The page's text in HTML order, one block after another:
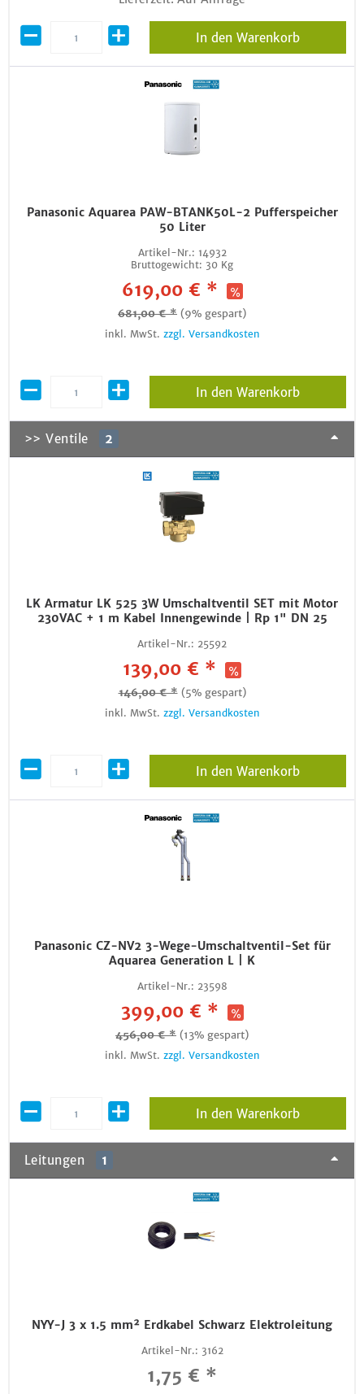
In den Warenkorb
Panasonic Aquarea PAW-BTANK50L-2 Pufferspeicher
50 Liter
Artikel-Nr.: 14932
Bruttogewicht: 30 Kg
619,00 € *
681,00 € * (9% gespart)
inkl. MwSt. zzgl. Versandkosten
In den Warenkorb
>> Ventile 2
LK Armatur LK 525 3W Umschaltventil SET mit Motor
230VAC + 1 m Kabel Innengewinde | Rp 1" DN 25
Artikel-Nr.: 25592
139,00 € *
146,00 € * (5% gespart)
inkl. MwSt. zzgl. Versandkosten
In den Warenkorb
Panasonic CZ-NV2 3-Wege-Umschaltventil-Set für
Aquarea Generation L | K
Artikel-Nr.: 23598
399,00 € *
456,00 € * (13% gespart)
inkl. MwSt. zzgl. Versandkosten
In den Warenkorb
Leitungen 1
NYY-J 3 x 1.5 mm² Erdkabel Schwarz Elektroleitung
Artikel-Nr.: 3162
1,75 € *